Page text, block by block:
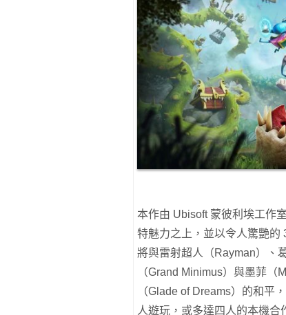
本作由 Ubisoft 蒙彼利埃工作
特魅力之上，並以令人驚艷的
將與雷射超人（Rayman）、
（Grand Minimus）與墨菲（
（Glade of Dreams）的和平
人遊玩，或多達四人的本機